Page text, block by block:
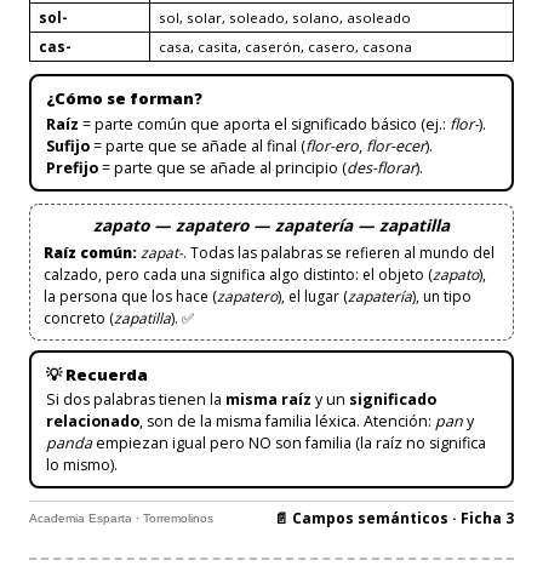
sol-
sol, solar, soleado, solano, asoleado
cas-
casa, casita, caserón, casero, casona
¿Cómo se forman?
Raíz = parte común que aporta el significado básico (ej.: flor-).
Sufijo= parte que se añade al final (flor-ero, flor-ecer).
Prefijo= parte que se añade al principio (des-florar).
zapato — zapatero — zapatería — zapatilla
Raíz común:zapat-. Todas las palabras se refieren al mundo del
calzado, pero cada una significa algo distinto: el objeto (zapato),
la persona que los hace (zapatero), el lugar (zapatería), un tipo
concreto (zapatilla). ✅
💡 Recuerda
Si dos palabras tienen la misma raíz y un significado
relacionado, son de la misma familia léxica. Atención: pany
pandaempiezan igual pero NO son familia (la raíz no significa
lo mismo).
Academia Esparta · Torremolinos 📄 Campos semánticos · Ficha 3